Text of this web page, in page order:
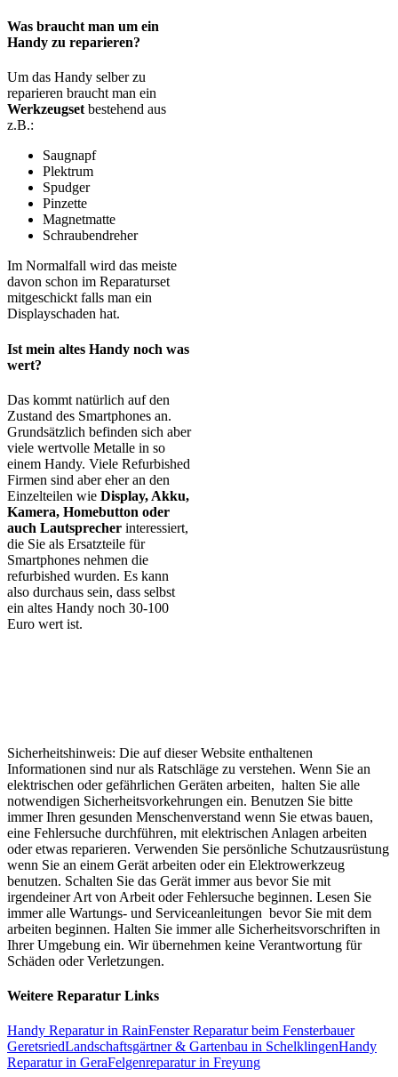
Was braucht man um ein
Handy zu reparieren?
Um das Handy selber zu
reparieren braucht man ein
Werkzeugset bestehend aus
z.B.:
Saugnapf
Plektrum
Spudger
Pinzette
Magnetmatte
Schraubendreher
Im Normalfall wird das meiste
davon schon im Reparaturset
mitgeschickt falls man ein
Displayschaden hat.
Ist mein altes Handy noch was
wert?
Das kommt natürlich auf den
Zustand des Smartphones an.
Grundsätzlich befinden sich aber
viele wertvolle Metalle in so
einem Handy. Viele Refurbished
Firmen sind aber eher an den
Einzelteilen wie Display, Akku,
Kamera, Homebutton oder
auch Lautsprecher interessiert,
die Sie als Ersatzteile für
Smartphones nehmen die
refurbished wurden. Es kann
also durchaus sein, dass selbst
ein altes Handy noch 30-100
Euro wert ist.
Sicherheitshinweis: Die auf dieser Website enthaltenen
Informationen sind nur als Ratschläge zu verstehen. Wenn Sie an
elektrischen oder gefährlichen Geräten arbeiten, halten Sie alle
notwendigen Sicherheitsvorkehrungen ein. Benutzen Sie bitte
immer Ihren gesunden Menschenverstand wenn Sie etwas bauen,
eine Fehlersuche durchführen, mit elektrischen Anlagen arbeiten
oder etwas reparieren. Verwenden Sie persönliche Schutzausrüstung
wenn Sie an einem Gerät arbeiten oder ein Elektrowerkzeug
benutzen. Schalten Sie das Gerät immer aus bevor Sie mit
irgendeiner Art von Arbeit oder Fehlersuche beginnen. Lesen Sie
immer alle Wartungs- und Serviceanleitungen bevor Sie mit dem
arbeiten beginnen. Halten Sie immer alle Sicherheitsvorschriften in
Ihrer Umgebung ein. Wir übernehmen keine Verantwortung für
Schäden oder Verletzungen.
Weitere Reparatur Links
Handy Reparatur in RainFenster Reparatur beim Fensterbauer
GeretsriedLandschaftsgärtner & Gartenbau in SchelklingenHandy
Reparatur in GeraFelgenreparatur in Freyung